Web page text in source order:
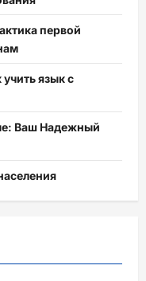
первой
язык с
Ваш Надежный